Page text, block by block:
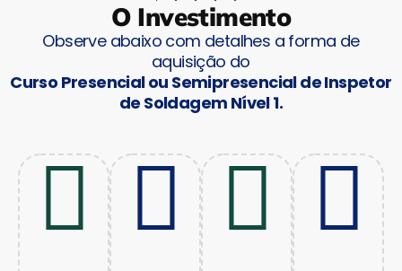
O Investimento
Observe abaixo com detalhes a forma de
aquisição do
Curso Presencial ou Semipresencial de Inspetor
de Soldagem Nível 1.